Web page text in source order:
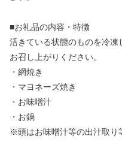
■お礼品の内容・特徴
活きている状態のものを冷凍
お召し上がりください。
・網焼き
・マヨネーズ焼き
・お味噌汁
・お鍋
※頭はお味噌汁等の出汁取り